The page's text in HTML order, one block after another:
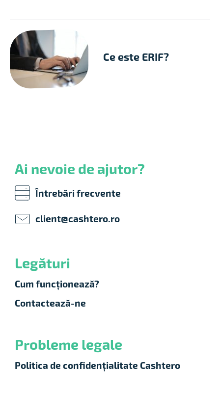
Ce este ERIF?
Ai nevoie de ajutor?
Întrebări frecvente
client@cashtero.ro
Legături
Cum funcționează?
Contactează-ne
Probleme legale
Politica de confidențialitate Cashtero